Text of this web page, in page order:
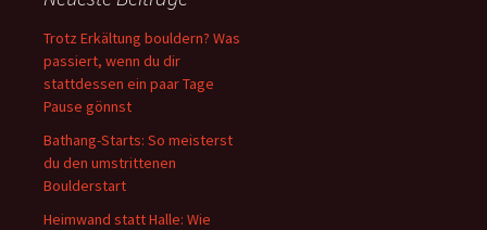
Trotz Erkältung bouldern? Was
passiert, wenn du dir
stattdessen ein paar Tage
Pause gönnst
Bathang-Starts: So meisterst
du den umstrittenen
Boulderstart
Heimwand statt Halle: Wie